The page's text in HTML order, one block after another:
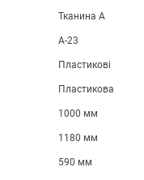
Тканина А
А-23
Пластикові
Пластикова
1000 мм
1180 мм
590 мм